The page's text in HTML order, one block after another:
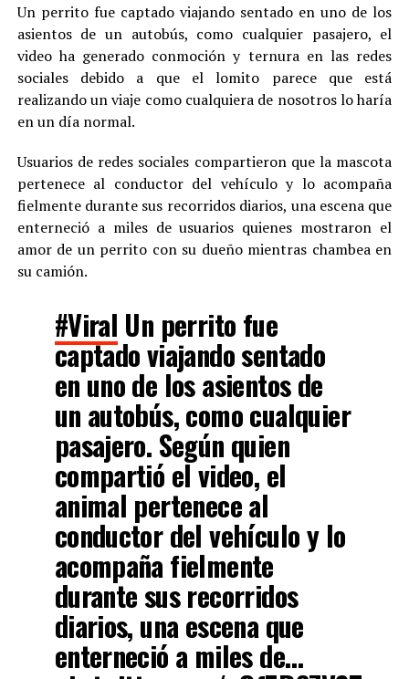
Un perrito fue captado viajando sentado en uno de los
asientos de un autobús, como cualquier pasajero, el
video ha generado conmoción y ternura en las redes
sociales debido a que el lomito parece que está
realizando un viaje como cualquiera de nosotros lo haría
en un día normal.
Usuarios de redes sociales compartieron que la mascota
pertenece al conductor del vehículo y lo acompaña
fielmente durante sus recorridos diarios, una escena que
enterneció a miles de usuarios quienes mostraron el
amor de un perrito con su dueño mientras chambea en
su camión.
#Viral Un perrito fue
captado viajando sentado
en uno de los asientos de
un autobús, como cualquier
pasajero. Según quien
compartió el video, el
animal pertenece al
conductor del vehículo y lo
acompaña fielmente
durante sus recorridos
diarios, una escena que
enterneció a miles de…